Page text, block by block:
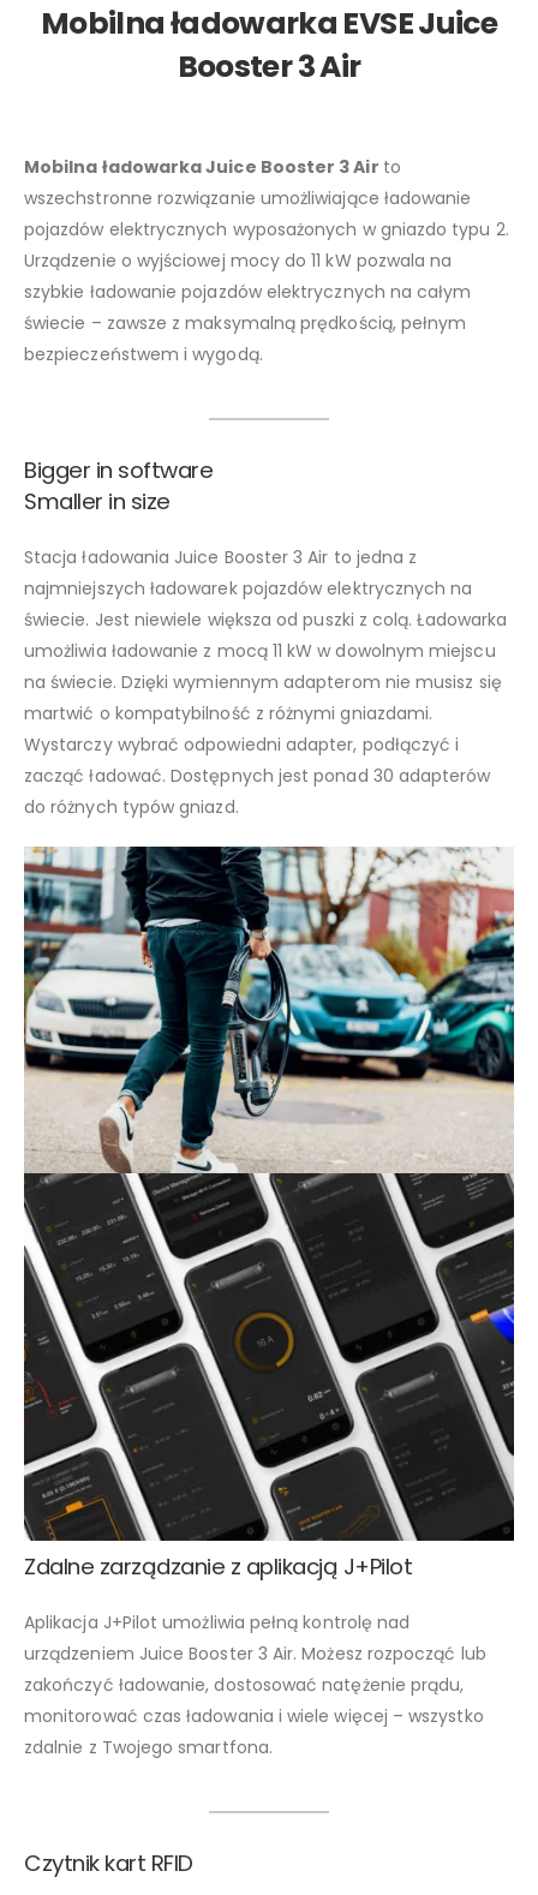
Mobilna ładowarka EVSE Juice
Booster 3 Air
Mobilna ładowarka Juice Booster 3 Air to
wszechstronne rozwiązanie umożliwiające ładowanie
pojazdów elektrycznych wyposażonych w gniazdo typu 2.
Urządzenie o wyjściowej mocy do 11 kW pozwala na
szybkie ładowanie pojazdów elektrycznych na całym
świecie – zawsze z maksymalną prędkością, pełnym
bezpieczeństwem i wygodą.
Bigger in software
Smaller in size
Stacja ładowania Juice Booster 3 Air to jedna z
najmniejszych ładowarek pojazdów elektrycznych na
świecie. Jest niewiele większa od puszki z colą. Ładowarka
umożliwia ładowanie z mocą 11 kW w dowolnym miejscu
na świecie. Dzięki wymiennym adapterom nie musisz się
martwić o kompatybilność z różnymi gniazdami.
Wystarczy wybrać odpowiedni adapter, podłączyć i
zacząć ładować. Dostępnych jest ponad 30 adapterów
do różnych typów gniazd.
Zdalne zarządzanie z aplikacją J+Pilot
Aplikacja J+Pilot umożliwia pełną kontrolę nad
urządzeniem Juice Booster 3 Air. Możesz rozpocząć lub
zakończyć ładowanie, dostosować natężenie prądu,
monitorować czas ładowania i wiele więcej – wszystko
zdalnie z Twojego smartfona.
Czytnik kart RFID